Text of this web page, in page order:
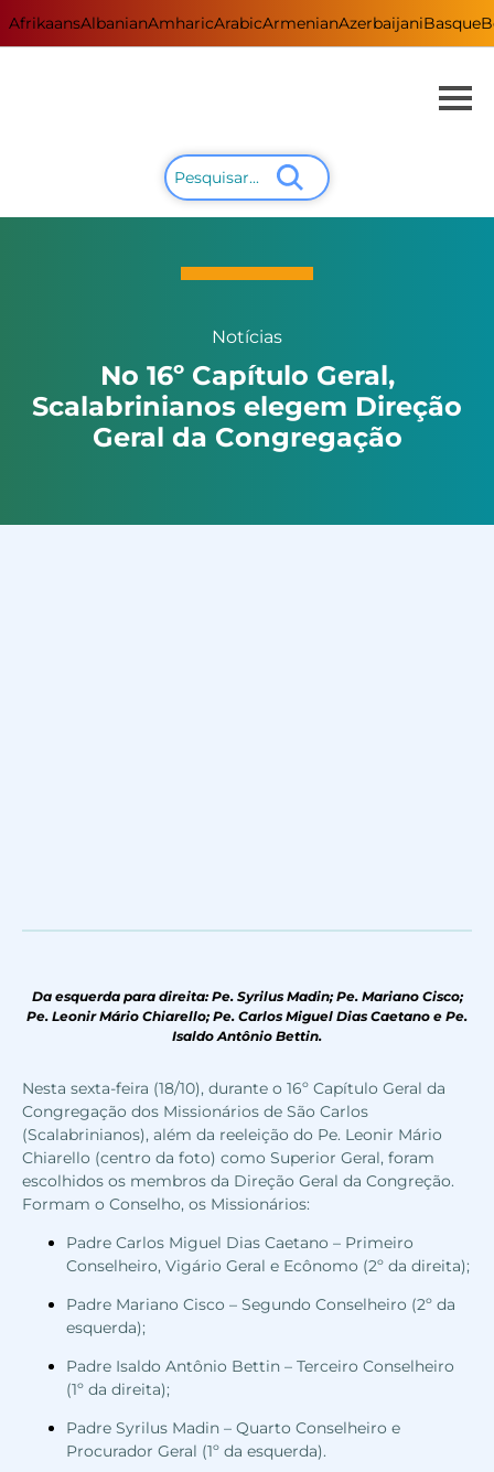
AfrikaansAlbanianAmharicArabicArmenianAzerbaijaniBasque
Notícias
No 16º Capítulo Geral,
Scalabrinianos elegem Direção
Geral da Congregação
Da esquerda para direita: Pe. Syrilus Madin; Pe. Mariano Cisco;
Pe. Leonir Mário Chiarello; Pe. Carlos Miguel Dias Caetano e Pe.
Isaldo Antônio Bettin.
Nesta sexta-feira (18/10), durante o 16º Capítulo Geral da
Congregação dos Missionários de São Carlos
(Scalabrinianos), além da reeleição do Pe. Leonir Mário
Chiarello (centro da foto) como Superior Geral, foram
escolhidos os membros da Direção Geral da Congreção.
Formam o Conselho, os Missionários:
Padre Carlos Miguel Dias Caetano – Primeiro
Conselheiro, Vigário Geral e Ecônomo (2º da direita);
Padre Mariano Cisco – Segundo Conselheiro (2º da
esquerda);
Padre Isaldo Antônio Bettin – Terceiro Conselheiro
(1º da direita);
Padre Syrilus Madin – Quarto Conselheiro e
Procurador Geral (1º da esquerda).